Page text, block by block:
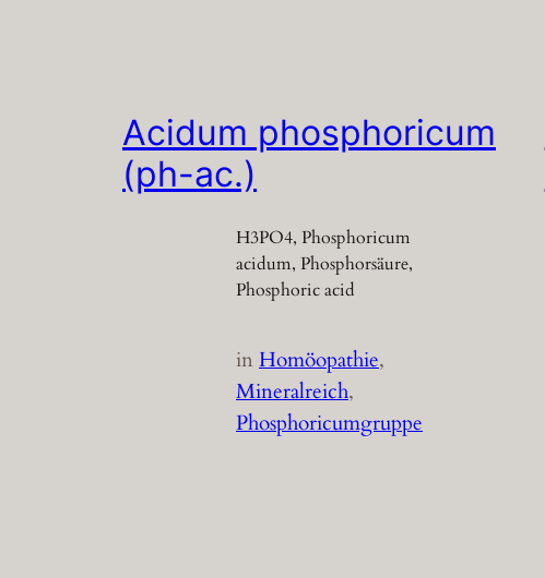
Acidum phosphoricum
(ph-ac.)
H3PO4, Phosphoricum
acidum, Phosphorsäure,
Phosphoric acid
inHomöopathie
Mineralreich
Phosphoricumgruppe